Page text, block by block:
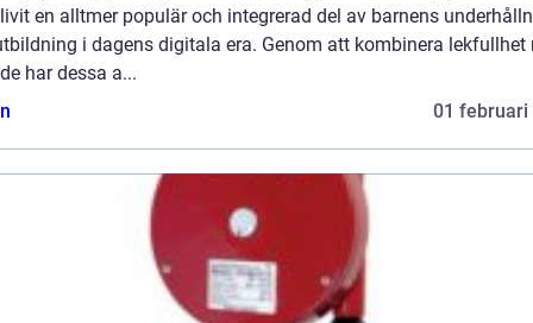
en alltmer populär och integrerad del av barnens
i dagens digitala era. Genom att kombinera lekfullhet
har dessa a...
01 februari